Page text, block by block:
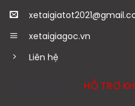
xetaigiagoc.vn
Liên hệ
HỖ TRỢ